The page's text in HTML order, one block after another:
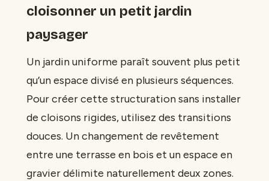
cloisonner un petit jardin
paysager
Un jardin uniforme paraît souvent plus petit
qu’un espace divisé en plusieurs séquences.
Pour créer cette structuration sans installer
de cloisons rigides, utilisez des transitions
douces. Un changement de revêtement
entre une terrasse en bois et un espace en
gravier délimite naturellement deux zones.